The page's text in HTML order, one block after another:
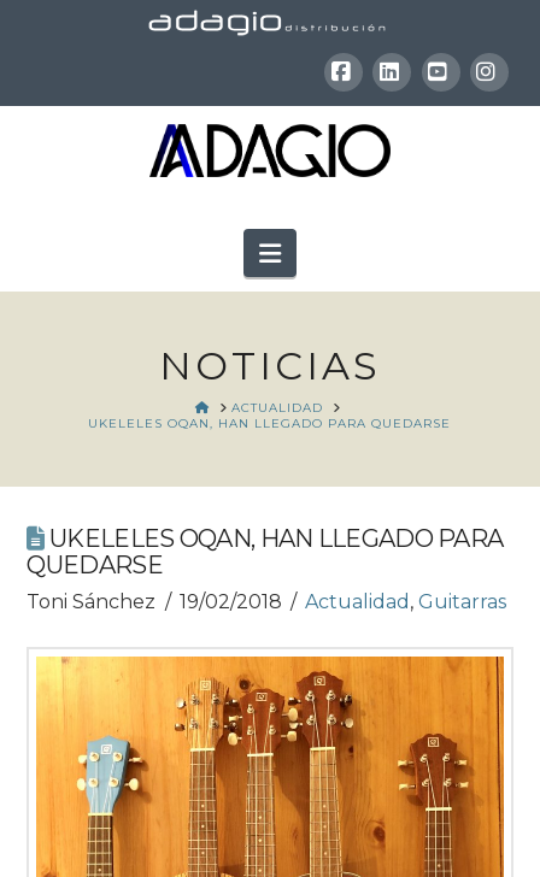
Facebook
LinkedInYouTube
Navigation
NOTICIAS
HOMEACTUALIDAD
UKELELES OQAN, HAN LLEGADO PARA QUEDARSE
UKELELES OQAN, HAN LLEGADO PARA
QUEDARSE
Toni Sánchez 19/02/2018 Actualidad ,Guitarras